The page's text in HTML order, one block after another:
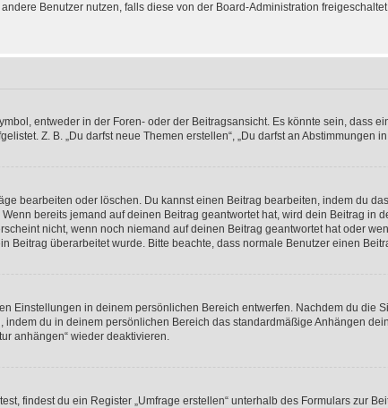
Benutzer nutzen, falls diese von der Board-Administration
entweder in der Foren- oder der Beitragsansicht. Es könnte sein, dass
Z. B. „Du darfst neue Themen erstellen“, „Du darfst an Abstimmungen
bearbeiten oder löschen. Du kannst einen Beitrag bearbeiten, indem du
bereits jemand auf deinen Beitrag geantwortet hat, wird dein Beitrag in
nicht, wenn noch niemand auf deinen Beitrag geantwortet hat oder
Beitrag überarbeitet wurde. Bitte beachte, dass normale Benutzer einen
Einstellungen in deinem persönlichen Bereich entwerfen. Nachdem du die
du in deinem persönlichen Bereich das standardmäßige Anhängen
anhängen“ wieder deaktivieren.
findest du ein Register „Umfrage erstellen“ unterhalb des Formulars zur